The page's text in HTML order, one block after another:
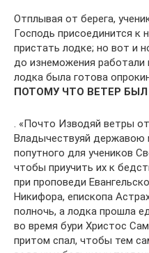
Отплывая от берега,
Господь присоединится к
пристать лодке; но вот и
до изнеможения
лодка была готова
ПОТОМУ ЧТО ВЕТЕР
. «Почто Изводяй ветры
Владычествуяй державою
попутного для учеников
чтобы приучить их к
при проповеди
Никифора, епископа
полночь, а лодка прошла
во время бури Христос
притом спал, чтобы тем